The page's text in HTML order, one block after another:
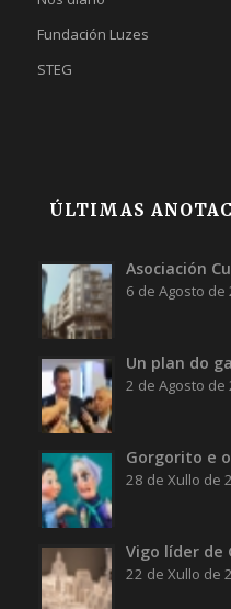
Fundación Luzes
STEG
ÚLTIMAS
Asociación
6 de Agosto de
Un plan do
2 de Agosto de
Gorgorito e
28 de Xullo de
Vigo líder de
22 de Xullo de